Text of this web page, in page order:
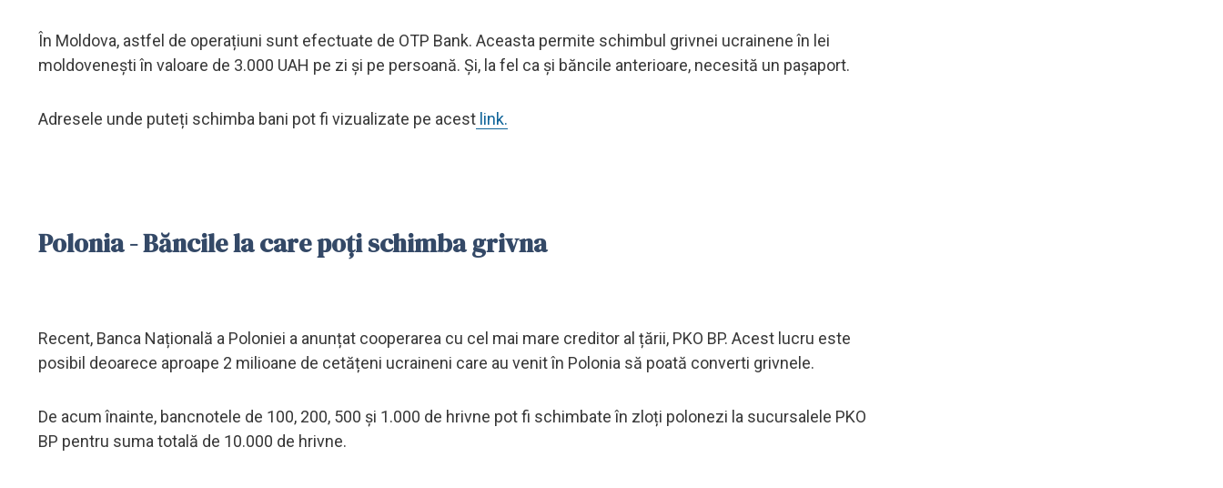
În Moldova, astfel de operațiuni sunt efectuate de OTP Bank. Aceasta permite schimbul grivnei ucrainene în lei
moldovenești în valoare de 3.000 UAH pe zi și pe persoană. Și, la fel ca și băncile anterioare, necesită un pașaport.
Adresele unde puteți schimba bani pot fi vizualizate pe acest link.
Polonia - Băncile la care poți schimba grivna
Recent, Banca Națională a Poloniei a anunțat cooperarea cu cel mai mare creditor al țării, PKO BP. Acest lucru este
posibil deoarece aproape 2 milioane de cetățeni ucraineni care au venit în Polonia să poată converti grivnele.
De acum înainte, bancnotele de 100, 200, 500 și 1.000 de hrivne pot fi schimbate în zloți polonezi la sucursalele PKO
BP pentru suma totală de 10.000 de hrivne.